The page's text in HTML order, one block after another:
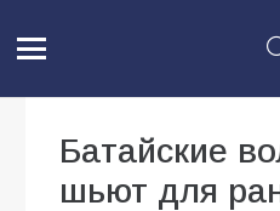
Батайские
шьют для